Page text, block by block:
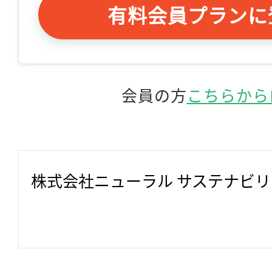
有料会員プラン
会員の方こちらか
株式会社ニューラル サステナビ